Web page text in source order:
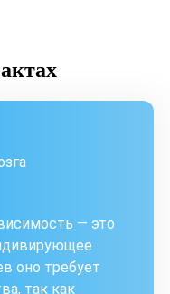
— это
оно требует
так как